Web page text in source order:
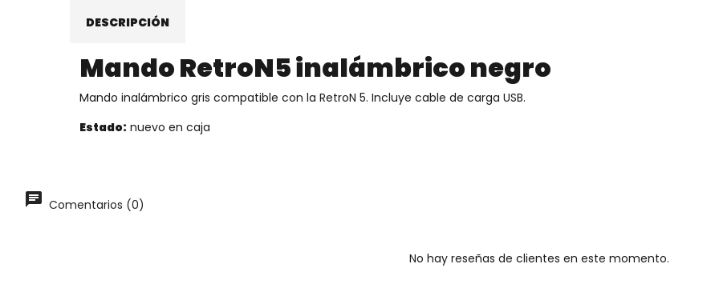
DESCRIPCIÓN
Mando RetroN5 inalámbrico negro
Mando inalámbrico gris compatible con la RetroN 5. Incluye cable de carga USB.
Estado: nuevo en caja
Comentarios (0)
No hay reseñas de clientes en este momento.